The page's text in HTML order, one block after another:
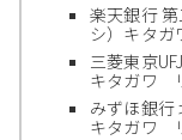
楽天銀行
シ）キタガ
三菱東京
キタガワ
みずほ銀行
キタガワ